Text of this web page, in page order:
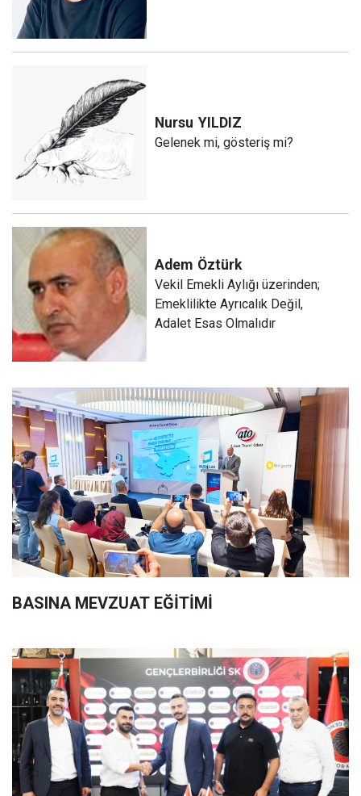
Nursu YILDIZ
Gelenek mi, gösteriş mi?
Adem Öztürk
Vekil Emekli Aylığı üzerinden;
Emeklilikte Ayrıcalık Değil,
Adalet Esas Olmalıdır
BASINA MEVZUAT EĞİTİMİ